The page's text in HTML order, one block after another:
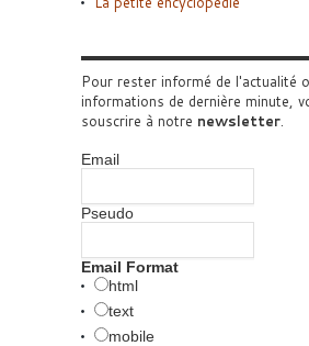
Pour rester informé de l'actualité
informations de dernière minute,
souscrire à notre newsletter.
Email
Pseudo
Email Format
html
text
mobile